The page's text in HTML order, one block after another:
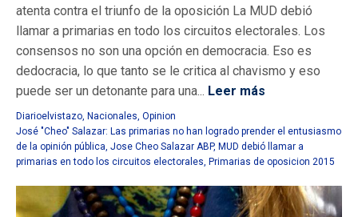
atenta contra el triunfo de la oposición La MUD debió
llamar a primarias en todo los circuitos electorales. Los
consensos no son una opción en democracia. Eso es
dedocracia, lo que tanto se le critica al chavismo y eso
puede ser un detonante para una... Leer más
Diarioelvistazo, Nacionales, Opinion
José "Cheo" Salazar: Las primarias no han logrado prender el entusiasmo
de la opinión pública, Jose Cheo Salazar ABP, MUD debió llamar a
primarias en todo los circuitos electorales, Primarias de oposicion 2015